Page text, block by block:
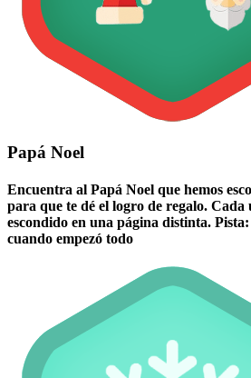
Papá Noel
Encuentra al Papá Noel que hemos
para que te dé el logro de regalo. Cada
escondido en una página distinta.
cuando empezó todo